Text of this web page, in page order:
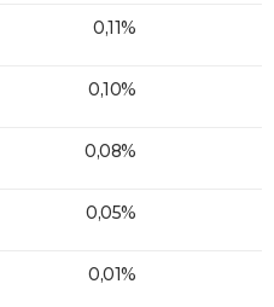
0,11%
0,10%
0,08%
0,05%
0,01%